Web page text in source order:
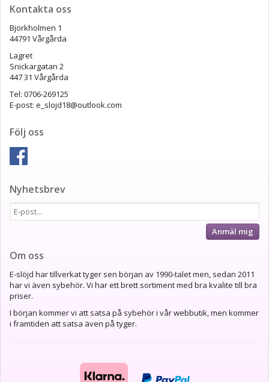
Kontakta oss
Björkholmen 1
44791 Vårgårda
Lagret
Snickargatan 2
447 31 Vårgårda
Tel: 0706-269125
E-post: e_slojd18@outlook.com
Följ oss
Nyhetsbrev
Anmäl mig
Om oss
E-slöjd har tillverkat tyger sen början av 1990-talet men, sedan 2011
har vi även sybehör. Vi har ett brett sortiment med bra kvalite till bra
priser.
I början kommer vi att satsa på sybehör i vår webbutik, men kommer
i framtiden att satsa även på tyger.